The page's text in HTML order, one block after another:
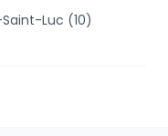
Luc (10)